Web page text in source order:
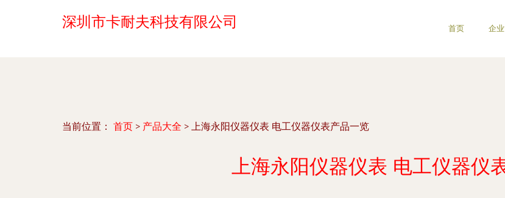
深圳市卡耐夫科技有限公司 首页 企
当前位置： 首页 > 产品大全 > 上海永阳仪器仪表 电工仪器仪表产品一览
上海永阳仪器仪表 电工仪器仪